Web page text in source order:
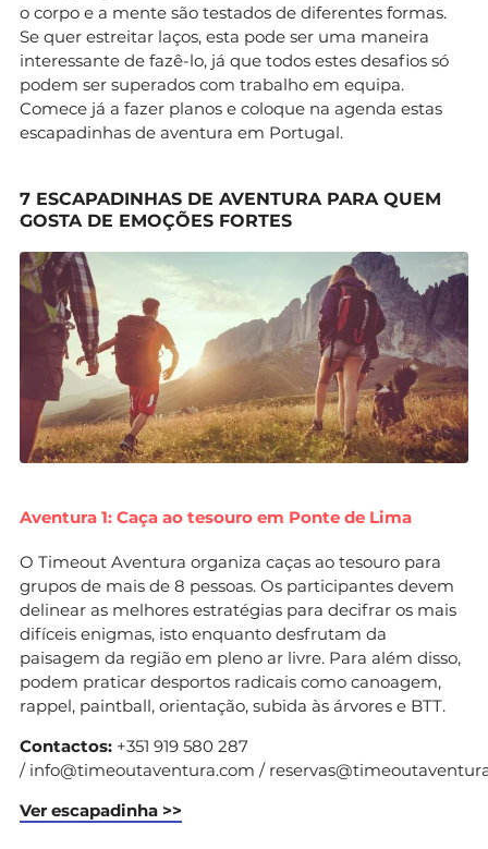
o corpo e a mente são testados de diferentes formas.
Se quer estreitar laços, esta pode ser uma maneira
interessante de fazê-lo, já que todos estes desafios só
podem ser superados com trabalho em equipa.
Comece já a fazer planos e coloque na agenda estas
escapadinhas de aventura em Portugal.
7 ESCAPADINHAS DE AVENTURA PARA QUEM
GOSTA DE EMOÇÕES FORTES
Aventura 1: Caça ao tesouro em Ponte de Lima
O Timeout Aventura organiza caças ao tesouro para
grupos de mais de 8 pessoas. Os participantes devem
delinear as melhores estratégias para decifrar os mais
difíceis enigmas, isto enquanto desfrutam da
paisagem da região em pleno ar livre. Para além disso,
podem praticar desportos radicais como canoagem,
rappel, paintball, orientação, subida às árvores e BTT.
Contactos: +351 919 580 287
/ info@timeoutaventura.com /
Ver escapadinha >>